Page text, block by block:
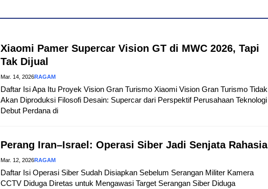
Xiaomi Pamer Supercar Vision GT di MWC 2026, Tapi
Tak Dijual
Mar. 14, 2026RAGAM
Daftar Isi Apa Itu Proyek Vision Gran Turismo Xiaomi Vision Gran Turismo Tidak
Akan Diproduksi Filosofi Desain: Supercar dari Perspektif Perusahaan Teknologi
Debut Perdana di
Perang Iran–Israel: Operasi Siber Jadi Senjata Rahasia
Mar. 12, 2026RAGAM
Daftar Isi Operasi Siber Sudah Disiapkan Sebelum Serangan Militer Kamera
CCTV Diduga Diretas untuk Mengawasi Target Serangan Siber Diduga